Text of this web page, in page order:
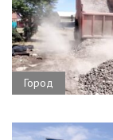
Город